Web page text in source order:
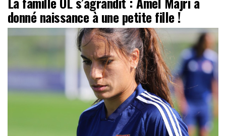
donné naissance à une petite fille !